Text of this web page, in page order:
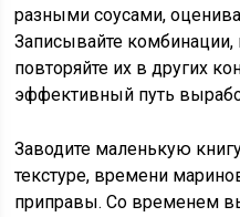
разными соусами,
Записывайте комбинации,
повторяйте их в других
эффективный путь
Заводите маленькую
текстуре, времени
приправы. Со временем